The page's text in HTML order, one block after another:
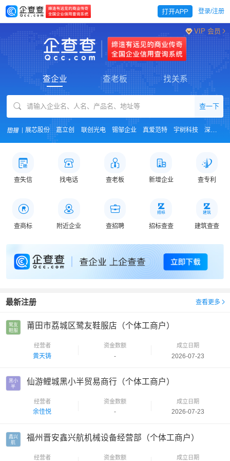
登录/注册
VIP 会员
查企业 查老板 找关系
查一下
展芯股份 嘉立创 联创光电 锡邹企业 真爱范特 宇树科技 深度求索
查失信 找电话 查老板 新增企业 查专利
查商标 附近企业 查招聘 招标查查 建筑查查
最新注册 查看更多
鹭友
鞋服
莆田市荔城区鹭友鞋服店（个体工商户）
经营者
黄天铸
资金数额
-
成立日期
2026-07-23
黑小
半
仙游鲤城黑小半贸易商行（个体工商户）
经营者
余佳悦
资金数额
-
成立日期
2026-07-23
鑫兴
航
福州晋安鑫兴航机械设备经营部（个体工商户）
经营者 资金数额 成立日期